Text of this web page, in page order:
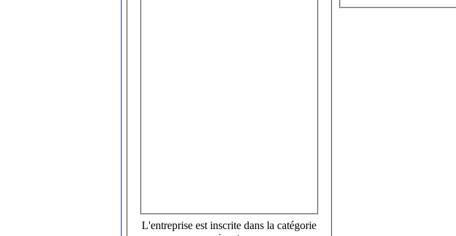
L'entreprise est inscrite dans la catégorie